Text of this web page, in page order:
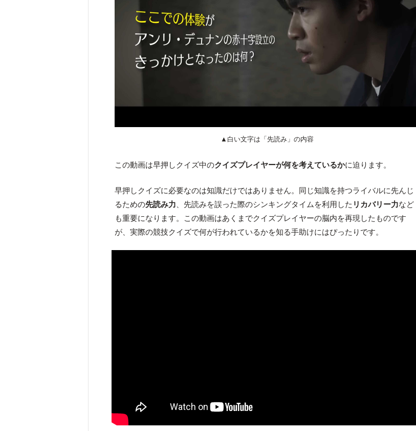
▲白い文字は「先読み」の内容
この動画は早押しクイズ中のクイズプレイヤーが何を考えているかに迫ります。
早押しクイズに必要なのは知識だけではありません。同じ知識を持つライバルに先んじ
るための先読み力 、先読みを誤った際のシンキングタイムを利用した リカバリー力など
も重要になります。この動画はあくまでクイズプレイヤーの脳内を再現したものです
が、実際の競技クイズで何が行われているかを知る手助けにはぴったりです。